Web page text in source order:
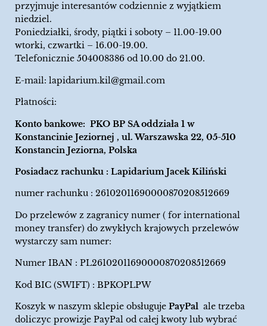
przyjmuje interesantów codziennie z wyjątkiem
niedziel.
Poniedziałki, środy, piątki i soboty – 11.00-19.00
wtorki, czwartki – 16.00-19.00.
Telefonicznie 504008386 od 10.00 do 21.00.
E-mail: lapidarium.kil@gmail.com
Płatności:
Konto bankowe: PKO BP SA oddziała 1 w
Konstancinie Jeziornej , ul. Warszawska 22, 05-510
Konstancin Jeziorna, Polska
Posiadacz rachunku : Lapidarium Jacek Kiliński
numer rachunku : 26102011690000870208512669
Do przelewów z zagranicy numer ( for international
money transfer) do zwykłych krajowych przelewów
wystarczy sam numer:
Numer IBAN : PL26102011690000870208512669
Kod BIC (SWIFT) : BPKOPLPW
Koszyk w naszym sklepie obsługuje PayPal ale trzeba
doliczyc prowizje PayPal od całej kwoty lub wybrać